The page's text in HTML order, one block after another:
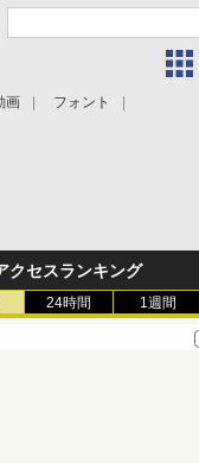
画 フォント
クセスランキング
24時間 1週間